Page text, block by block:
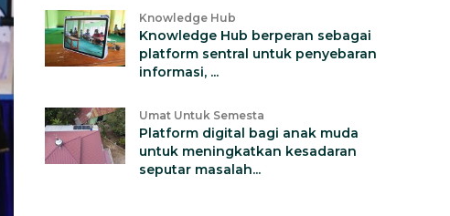
Knowledge Hub
Knowledge Hub berperan sebagai
platform sentral untuk penyebaran
informasi, ...
Umat Untuk Semesta
Platform digital bagi anak muda
untuk meningkatkan kesadaran
seputar masalah...